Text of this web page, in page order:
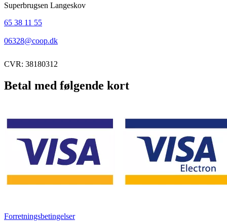
Superbrugsen Langeskov
65 38 11 55
06328@coop.dk
CVR: 38180312
Betal med følgende kort
Forretningsbetingelser